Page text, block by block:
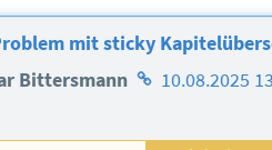
mit sticky
Bittersmann Homepage
Autors
10.08.2025